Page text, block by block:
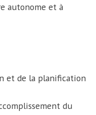
autonome et à
et de la planification
du